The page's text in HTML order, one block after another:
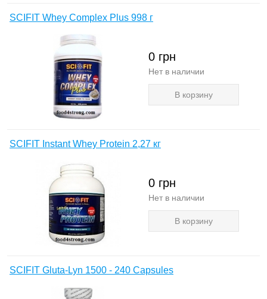
SCIFIT Whey Complex Plus 998 г
0 грн
Нет в наличии
В корзину
SCIFIT Instant Whey Protein 2,27 кг
0 грн
Нет в наличии
В корзину
SCIFIT Gluta-Lyn 1500 - 240 Capsules